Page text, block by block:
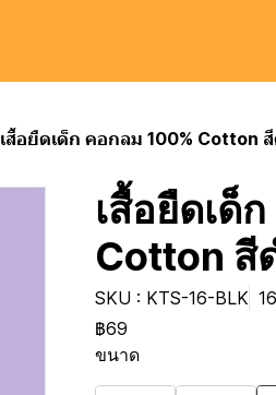
เสื้อยืดเด็ก คอกลม 100% Cotton
เสื้อยืดเด็
Cotton สี
SKU : KTS-16-BLK
฿69
ขนาด